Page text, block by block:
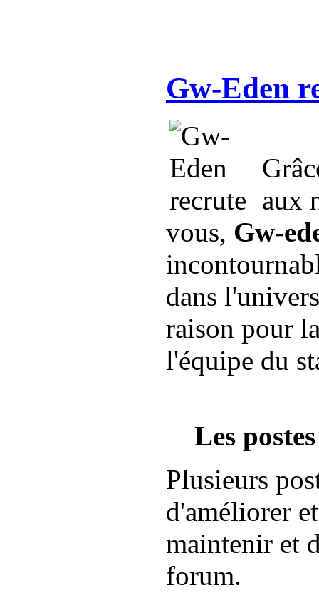
Gw-Eden
aux
vous, Gw-
dans
raison pour
l'équipe du
Les postes
Plusieurs
d'améliorer
maintenir et
forum.